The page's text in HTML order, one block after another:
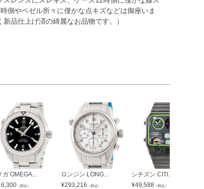
側やベゼル所々に僅かな点キズなどは御座いま
品仕上げ済の綺麗なお品物です。）
ガ OMEGA...
（税込）
ロンジン LONG...
¥293,216 （税込）
シチズン CITI...
¥49,588 （税込）